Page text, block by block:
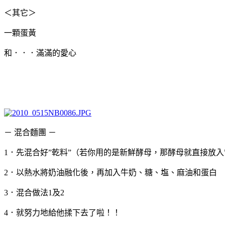
＜其它＞
一顆蛋黃
和．．．滿滿的愛心
－ 混合麵團 －
1．先混合好”乾料”（若你用的是新鮮酵母，那酵母就直接放入
2．以熱水將奶油融化後，再加入牛奶、糖、塩、麻油和蛋白
3．混合做法1及2
4．就努力地給他揉下去了啦！！